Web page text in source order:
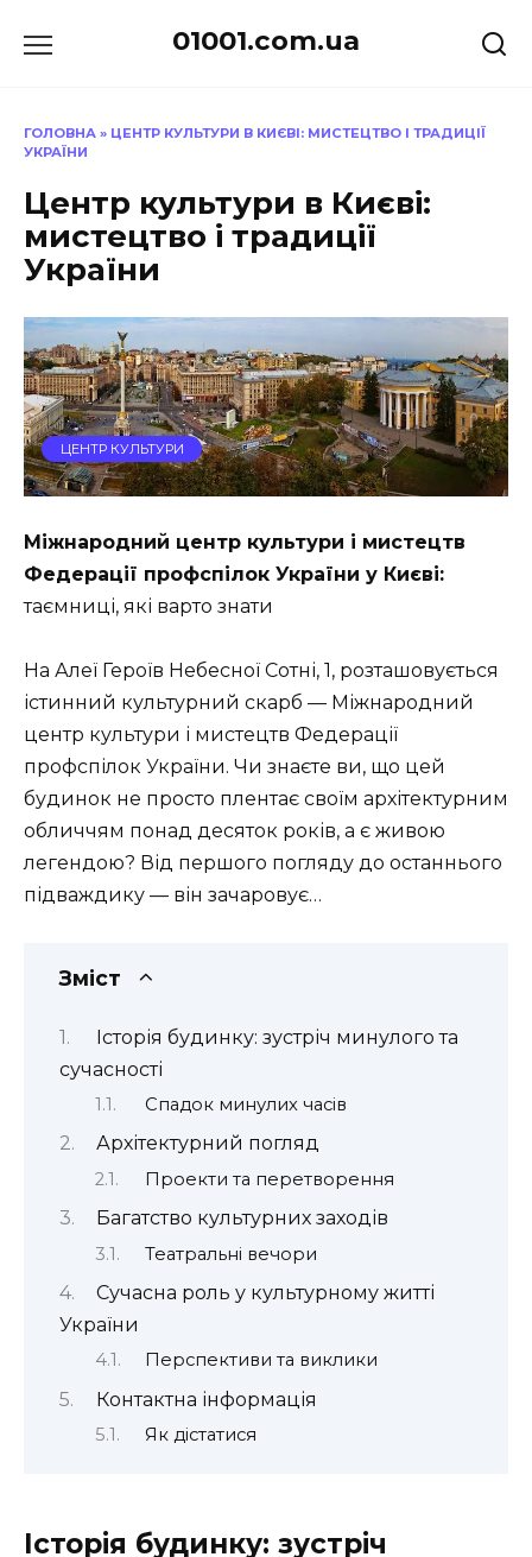
до
01001.com.ua
ГОЛОВНА » ЦЕНТР КУЛЬТУРИ В КИЄВІ: МИСТЕЦТВО І ТРАДИЦІЇ
УКРАЇНИ
Центр культури в Києві:
мистецтво і традиції
України
ЦЕНТР КУЛЬТУРИ
Міжнародний центр культури і мистецтв
Федерації профспілок України у Києві:
таємниці, які варто знати
На Алеї Героїв Небесної Сотні, 1, розташовується
істинний культурний скарб — Міжнародний
центр культури і мистецтв Федерації
профспілок України. Чи знаєте ви, що цей
будинок не просто плентає своїм архітектурним
обличчям понад десяток років, а є живою
легендою? Від першого погляду до останнього
підваждику — він зачаровує…
Зміст
Історія будинку: зустріч минулого та
сучасності
Спадок минулих часів
Архітектурний погляд
Проекти та перетворення
Багатство культурних заходів
Театральні вечори
Сучасна роль у культурному житті
України
Перспективи та виклики
Контактна інформація
Як дістатися
Історія будинку: зустріч